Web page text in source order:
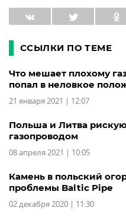
ССЫЛКИ ПО ТЕМЕ
Что мешает плохому
попал в неловкое
21 января 2021 | 12:07
Польша и Литва
газопроводом
08 апреля 2021 | 10:05
Камень в польский
проблемы Baltic Pipe
02 декабря 2020 | 11:30